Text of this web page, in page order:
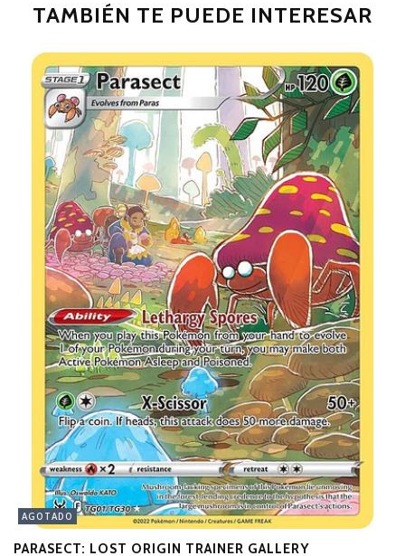
TAMBIÉN TE PUEDE INTERESAR
AGOTADO
PARASECT: LOST ORIGIN TRAINER GALLERY